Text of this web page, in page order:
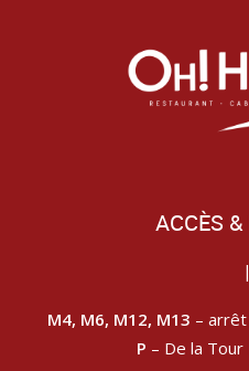
ACCÈS
|
M4, M6, M12, M13 –
P – De la